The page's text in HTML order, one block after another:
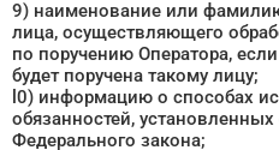
9) наименование или
лица, осуществляющего
по поручению Оператора,
будет поручена такому лицу;
l0) информацию о способах
обязанностей,
Федерального закона;